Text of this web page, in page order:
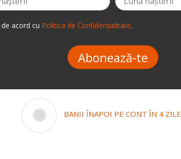
acord cu Politica de Confidențialitate.
Abonează-te
BANII ÎNAPOI PE CONT ÎN 4 ZILE